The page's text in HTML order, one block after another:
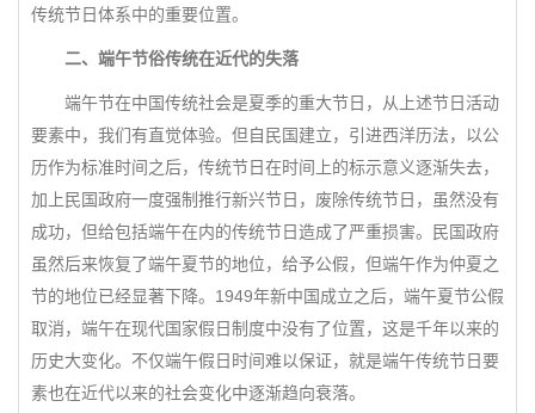
传统节日体系中的重要位置。
二、端午节俗传统在近代的失落
端午节在中国传统社会是夏季的重大节日，从上述节日活动
要素中，我们有直觉体验。但自民国建立，引进西洋历法，以公
历作为标准时间之后，传统节日在时间上的标示意义逐渐失去，
加上民国政府一度强制推行新兴节日，废除传统节日，虽然没有
成功，但给包括端午在内的传统节日造成了严重损害。民国政府
虽然后来恢复了端午夏节的地位，给予公假，但端午作为仲夏之
节的地位已经显著下降。1949年新中国成立之后，端午夏节公假
取消，端午在现代国家假日制度中没有了位置，这是千年以来的
历史大变化。不仅端午假日时间难以保证，就是端午传统节日要
素也在近代以来的社会变化中逐渐趋向衰落。